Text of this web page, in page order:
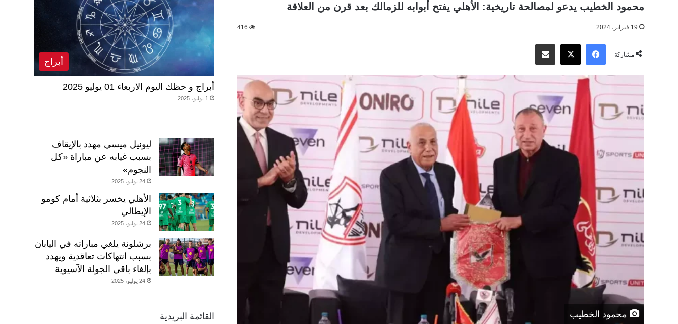
محمود الخطيب يدعو لمصالحة تاريخية: الأهلي يفتح أبوابه للزمالك بعد قرن من العلاقة
19 فبراير، 2024 416
مشاركة
فيسبوك
‫X مشاركة عبر البريد
محمود الخطيب
أبراج
أبراج و حظك اليوم الاربعاء 01 يوليو 2025
1 يوليو، 2025
ليونيل ميسي مهدد بالإيقاف
بسبب غيابه عن مباراة «كل
النجوم»
24 يوليو، 2025
الأهلي يخسر بثلاثية أمام كومو
الإيطالي
24 يوليو، 2025
برشلونة يلغي مباراته في اليابان
بسبب انتهاكات تعاقدية ويهدد
بإلغاء باقي الجولة الآسيوية
24 يوليو، 2025
القائمة البريدية